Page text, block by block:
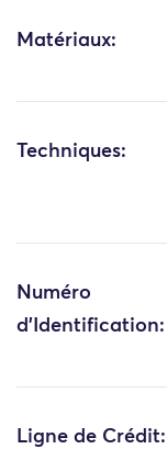
Matériaux:
Techniques:
Numéro
d'Identification:
Ligne de Crédit: